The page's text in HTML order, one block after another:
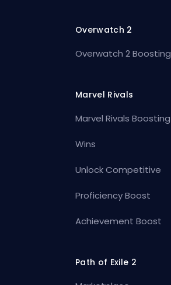
Overwatch 2
Overwatch 2 Boosting
Marvel Rivals
Marvel Rivals Boosting
Wins
Unlock Competitive
Proficiency Boost
Achievement Boost
Path of Exile 2